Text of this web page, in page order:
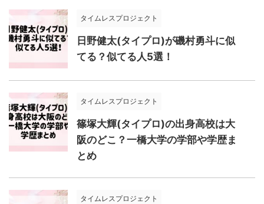
タイムレスプロジェクト
日野健太(タイプロ)が磯村勇斗に似
てる？似てる人5選！
タイムレスプロジェクト
篠塚大輝(タイプロ)の出身高校は大
阪のどこ？一橋大学の学部や学歴ま
とめ
タイムレスプロジェクト